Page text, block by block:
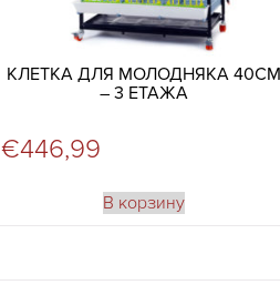
КЛЕТКА ДЛЯ МОЛОДНЯКА 40СМ
– 3 ЕТАЖА
€446,99
В корзину